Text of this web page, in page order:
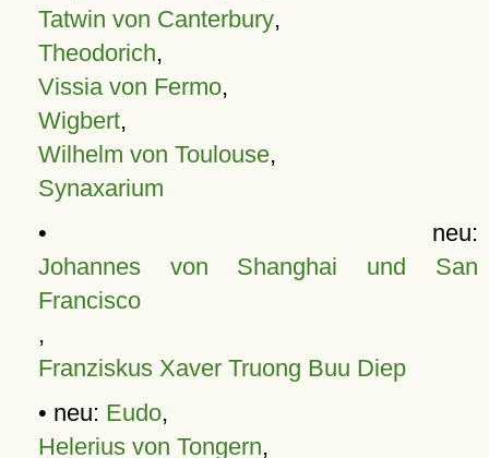
Tatwin von Canterbury,
Theodorich,
Vissia von Fermo,
Wigbert,
Wilhelm von Toulouse,
Synaxarium
• neu:
Johannes von Shanghai und San
Francisco
,
Franziskus Xaver Truong Buu Diep
• neu: Eudo,
Helerius von Tongern,